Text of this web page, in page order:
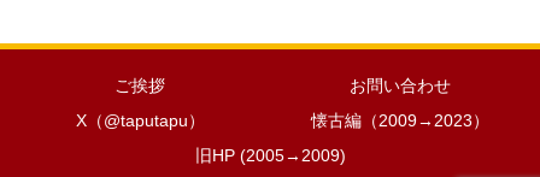
ご挨拶
お問い合わせ
X（@taputapu）
懐古編（2009→2023）
旧HP (2005→2009)